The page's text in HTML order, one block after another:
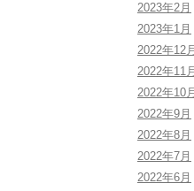
2023年2月
2023年1月
2022年12月
2022年11月
2022年10月
2022年9月
2022年8月
2022年7月
2022年6月